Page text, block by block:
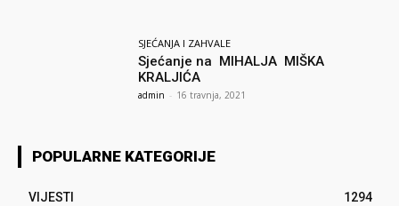
SJEĆANJA I ZAHVALE
Sjećanje na MIHALJA MIŠKA
KRALJIĆA
admin - 16 travnja, 2021
POPULARNE KATEGORIJE
VIJESTI
1294